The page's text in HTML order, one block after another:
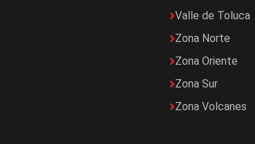
Valle de Toluca
Zona Norte
Zona Oriente
Zona Sur
Zona Volcanes